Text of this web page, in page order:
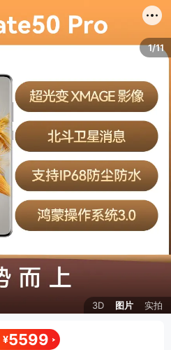
3D 图片 实拍
1/11
¥5599